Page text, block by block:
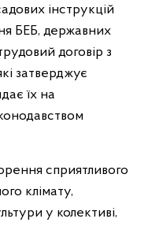
інструкцій
БЕБ, державних
договір з
затверджує
їх на
сприятливого
клімату,
у колективі,